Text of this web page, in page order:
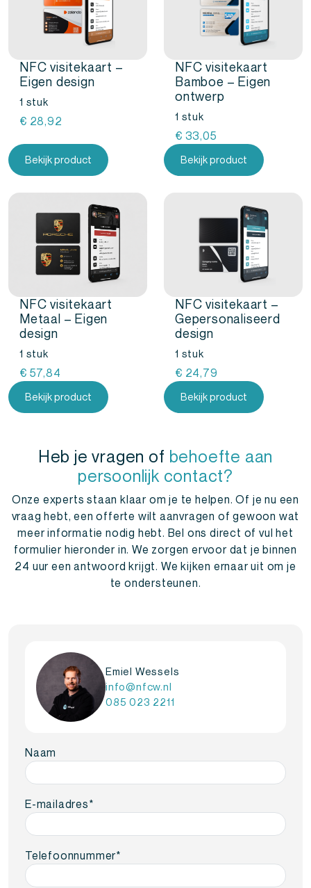
NFC visitekaart –
Eigen design
1 stuk
€ 28,92
Bekijk product
NFC visitekaart
Bamboe – Eigen
ontwerp
1 stuk
€ 33,05
Bekijk product
NFC visitekaart
Metaal – Eigen
design
1 stuk
€ 57,84
Bekijk product
NFC visitekaart –
Gepersonaliseerd
design
1 stuk
€ 24,79
Bekijk product
Heb je vragen of behoefte aan
persoonlijk contact?
Onze experts staan klaar om je te helpen. Of je nu een
vraag hebt, een offerte wilt aanvragen of gewoon wat
meer informatie nodig hebt. Bel ons direct of vul het
formulier hieronder in. We zorgen ervoor dat je binnen
24 uur een antwoord krijgt. We kijken ernaar uit om je
te ondersteunen.
Emiel Wessels
info@nfcw.nl
085 023 2211
Naam
E-mailadres*
Telefoonnummer*